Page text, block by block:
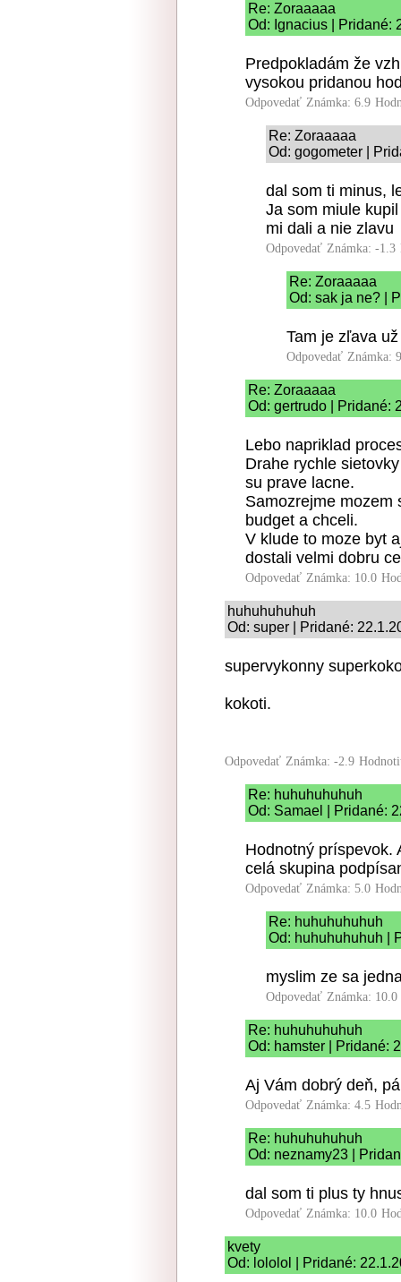
Re: Zoraaaaa
Od: Ignacius | Pridané:
Predpokladám že
vysokou pridanou
Odpovedať Známka: 6.9
Re: Zoraaaaa
Od: gogometer |
dal som ti minus,
Ja som miule
mi dali a nie zlavu
Odpovedať Známka: -1.3
Re: Zoraaaaa
Od: sak ja ne? |
Tam je zľava
Odpovedať Známka:
Re: Zoraaaaa
Od: gertrudo | Pridané:
Lebo napriklad
Drahe rychle
su prave lacne.
Samozrejme mozem
budget a chceli.
V klude to moze byt
dostali velmi dobru
Odpovedať Známka: 10.0
huhuhuhuhuh
Od: super | Pridané:
supervykonny
kokoti.
Odpovedať Známka: -2.9
Re: huhuhuhuhuh
Od: Samael | Pridané:
Hodnotný príspevok.
celá skupina
Odpovedať Známka: 5.0
Re: huhuhuhuhuh
Od: huhuhuhuhuh |
myslim ze sa
Odpovedať Známka: 10.0
Re: huhuhuhuhuh
Od: hamster | Pridané:
Aj Vám dobrý deň,
Odpovedať Známka: 4.5
Re: huhuhuhuhuh
Od: neznamy23 |
dal som ti plus ty
Odpovedať Známka: 10.0
kvety
Od: lololol | Pridané: